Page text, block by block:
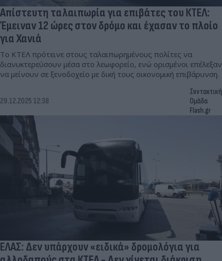
Απίστευτη ταλαιπωρία για επιβάτες του ΚΤΕΛ:
Έμειναν 12 ώρες στον δρόμο και έχασαν το πλοίο
για Χανιά
Το ΚΤΕΛ πρότεινε στους ταλαιπωρημένους πολίτες να
διανυκτερεύσουν μέσα στο λεωφορείο, ενώ ορισμένοι επέλεξαν
να μείνουν σε ξενοδοχείο με δική τους οικονομική επιβάρυνση.
29.12.2025 12:38
Συντακτική
Ομάδα
Flash.gr
ΕΛΑΣ: Δεν υπάρχουν «ειδικά» δρομολόγια για